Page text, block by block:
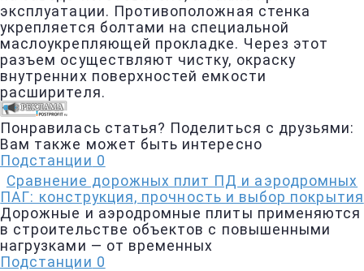
эксплуатации. Противоположная стенка
укрепляется болтами на специальной
маслоукрепляющей прокладке. Через этот
разъем осуществляют чистку, окраску
внутренних поверхностей емкости
расширителя.
Понравилась статья? Поделиться с друзьями:
Вам также может быть интересно
Подстанции 0
Сравнение дорожных плит ПД и аэродромных
ПАГ: конструкция, прочность и выбор покрытия
Дорожные и аэродромные плиты применяются
в строительстве объектов с повышенными
нагрузками — от временных
Подстанции 0